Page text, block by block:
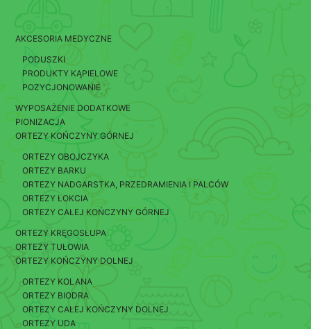
AKCESORIA MEDYCZNE
PODUSZKI
PRODUKTY KĄPIELOWE
POZYCJONOWANIE
WYPOSAŻENIE DODATKOWE
PIONIZACJA
ORTEZY KOŃCZYNY GÓRNEJ
ORTEZY OBOJCZYKA
ORTEZY BARKU
ORTEZY NADGARSTKA, PRZEDRAMIENIA I PALCÓW
ORTEZY ŁOKCIA
ORTEZY CAŁEJ KOŃCZYNY GÓRNEJ
ORTEZY KRĘGOSŁUPA
ORTEZY TUŁOWIA
ORTEZY KOŃCZYNY DOLNEJ
ORTEZY KOLANA
ORTEZY BIODRA
ORTEZY CAŁEJ KOŃCZYNY DOLNEJ
ORTEZY UDA